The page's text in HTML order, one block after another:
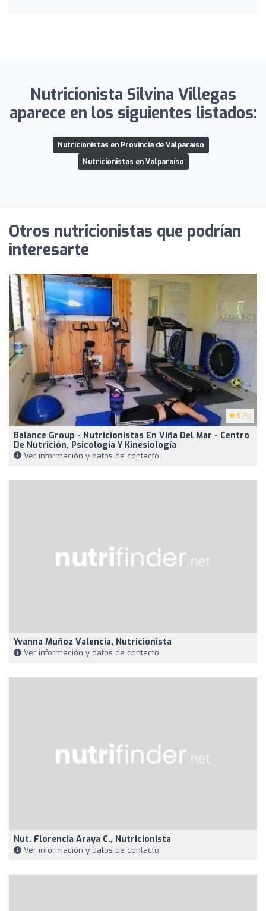
Nutricionista Silvina Villegas
aparece en los siguientes listados:
Nutricionistas en Provincia de Valparaíso
Nutricionistas en Valparaíso
Otros nutricionistas que podrían
interesarte
5 (5)
Balance Group - Nutricionistas En Viña Del Mar - Centro
De Nutrición, Psicología Y Kinesiología
Ver información y datos de contacto
Yvanna Muñoz Valencia, Nutricionista
Ver información y datos de contacto
Nut. Florencia Araya C., Nutricionista
Ver información y datos de contacto